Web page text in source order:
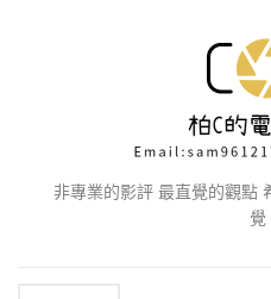
非專業的影評 最直覺的觀點
覺